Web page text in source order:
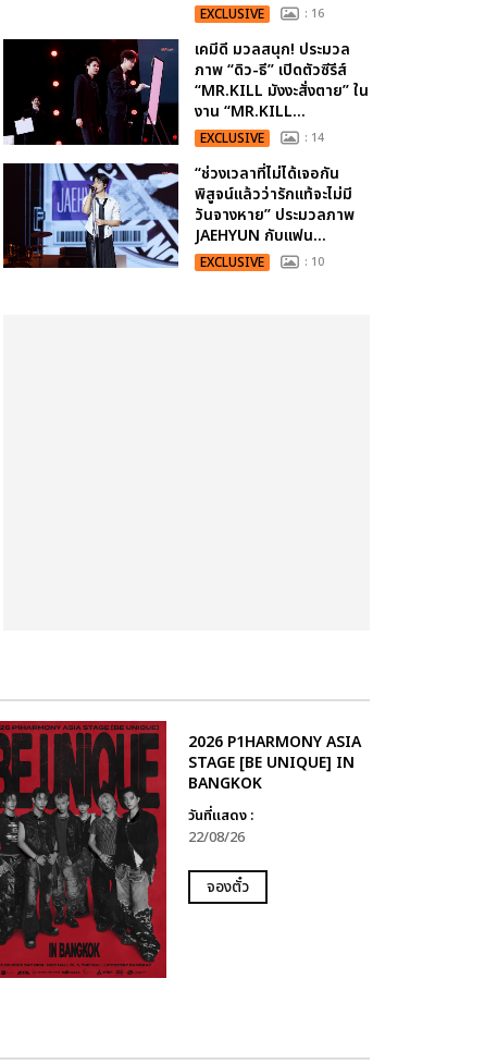
EXCLUSIVE : 16
เคมีดี มวลสนุก! ประมวล
ภาพ “ดิว-ธี” เปิดตัวซีรีส์
“MR.KILL มังงะสั่งตาย” ใน
งาน “MR.KILL...
EXCLUSIVE : 14
“ช่วงเวลาที่ไม่ได้เจอกัน
พิสูจน์แล้วว่ารักแท้จะไม่มี
วันจางหาย” ประมวลภาพ
JAEHYUN กับแฟน...
EXCLUSIVE : 10
2026 P1HARMONY ASIA
STAGE [BE UNIQUE] IN
BANGKOK
วันที่แสดง :
22/08/26
จองตั๋ว